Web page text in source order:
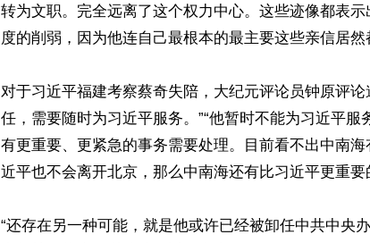
转为文职。完全远离了这个权力中心。这些迹像都表
度的削弱，因为他连自己最根本的最主要这些亲信居然
对于习近平福建考察蔡奇失陪，大纪元评论员钟原评
任，需要随时为习近平服务。”“他暂时不能为习近平
有更重要、更紧急的事务需要处理。目前看不出中南
近平也不会离开北京，那么中南海还有比习近平更重要
“还存在另一种可能，就是他或许已经被卸任中共中央